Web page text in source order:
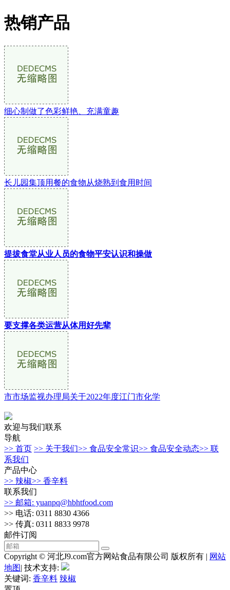
热销产品
细心制做了色彩鲜艳、充满童趣
长儿园集顶用餐的食物从烧熟到食用时间
提拔食堂从业人员的食物平安认识和操做
要支撑各类运营从体用好先辈
市市场监视办理局关于2022年度江门市化学
欢迎与我们联系
导航
>> 首页 >> 关于我们>> 食品安全常识>> 食品安全动态>> 联
系我们
产品中心
>> 辣椒>> 香辛料
联系我们
>> 邮箱: yuanpq@hbhtfood.com
>> 电话: 0311 8830 4366
>> 传真: 0311 8833 9978
邮件订阅
Copyright © 河北J9.com官方网站食品有限公司 版权所有 | 网站
地图| 技术支持:
关键词: 香辛料 辣椒